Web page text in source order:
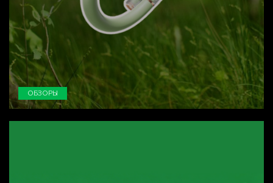
ОБЗОРЫ